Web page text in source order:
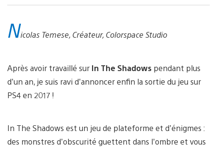
Nicolas Temese, Créateur, Colorspace Studio
Après avoir travaillé sur In The Shadows pendant plus
d’un an, je suis ravi d’annoncer enfin la sortie du jeu sur
PS4 en 2017 !
In The Shadows est un jeu de plateforme et d’énigmes :
des monstres d’obscurité guettent dans l’ombre et vous